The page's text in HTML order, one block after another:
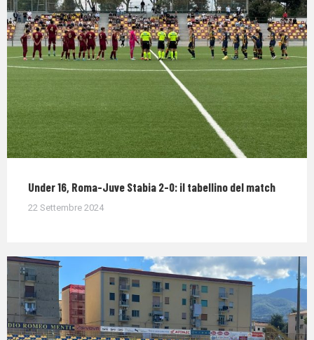
Under 16, Roma-Juve Stabia 2-0: il tabellino del match
22 Settembre 2024